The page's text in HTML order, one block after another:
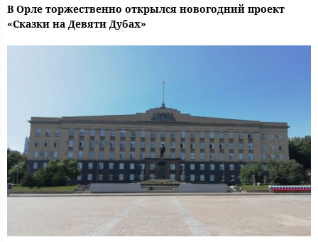
В Орле торжественно открылся новогодний проект
«Сказки на Девяти Дубах»